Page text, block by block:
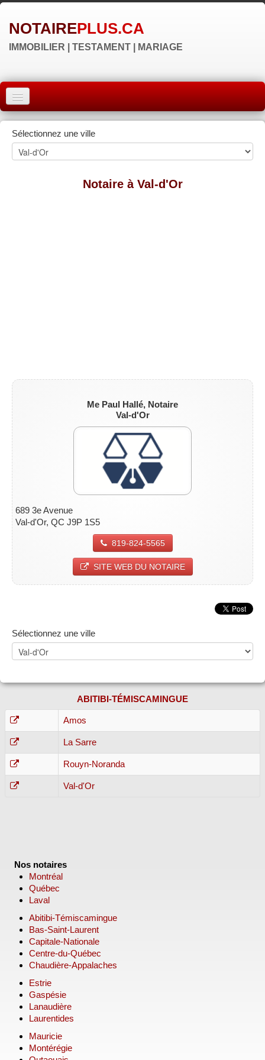
NOTAIREPLUS.CA
IMMOBILIER | TESTAMENT | MARIAGE
ACCUEIL
MONTRÉAL
QUÉBEC
Sélectionnez une ville
Notaire à Val-d'Or
Me Paul Hallé, Notaire
Val-d'Or
689 3e Avenue
Val-d'Or, QC J9P 1S5
819-824-5565
SITE WEB DU NOTAIRE
Sélectionnez une ville
ABITIBI-TÉMISCAMINGUE
Amos
La Sarre
Rouyn-Noranda
Val-d'Or
Nos notaires
Montréal
Québec
Laval
Abitibi-Témiscamingue
Bas-Saint-Laurent
Capitale-Nationale
Centre-du-Québec
Chaudière-Appalaches
Estrie
Gaspésie
Lanaudière
Laurentides
Mauricie
Montérégie